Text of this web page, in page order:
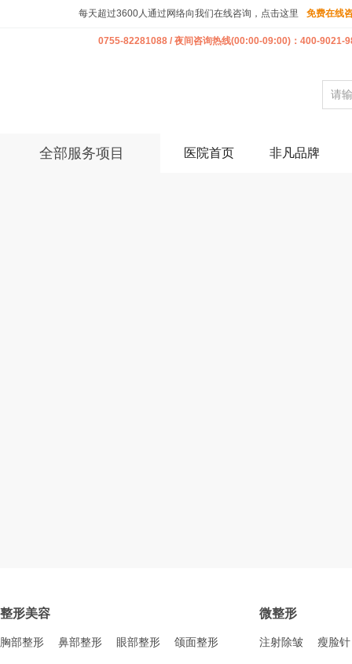
每天超过3600人通过网络向我们在线咨询，点击这里 免费在线
0755-82281088 / 夜间咨询热线(00:00-09:00)：400-9021-
全部服务项目 医院首页 非凡品牌
整形美容
胸部整形 鼻部整形 眼部整形 颌面整形
微整形
注射除皱 瘦脸针